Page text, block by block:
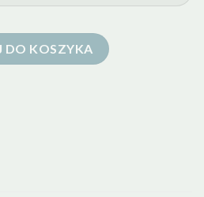
damskie
DO KOSZYKA